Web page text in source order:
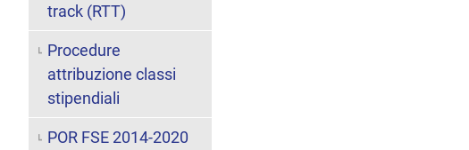
track (RTT)
Procedure
attribuzione classi
stipendiali
POR FSE 2014-2020